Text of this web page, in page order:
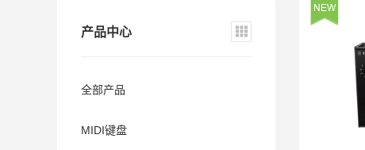
产品中心
全部产品
MIDI键盘